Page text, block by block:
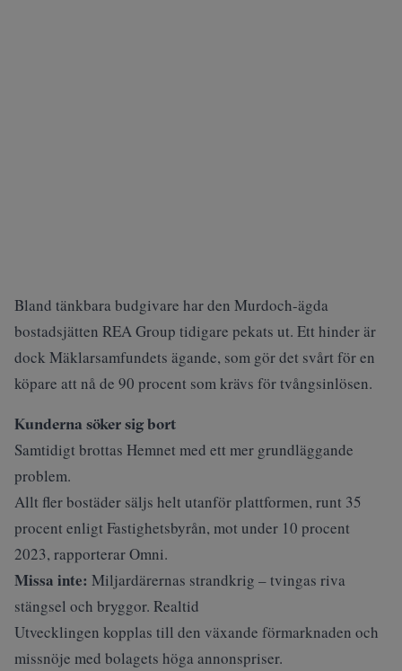
Bland tänkbara budgivare har den Murdoch-ägda
bostadsjätten REA Group tidigare pekats ut. Ett hinder är
dock Mäklarsamfundets ägande, som gör det svårt för en
köpare att nå de 90 procent som krävs för tvångsinlösen.
Kunderna söker sig bort
Samtidigt brottas Hemnet med ett mer grundläggande
problem.
Allt fler bostäder säljs helt utanför plattformen, runt 35
procent enligt Fastighetsbyrån, mot under 10 procent
2023, rapporterar Omni.
Missa inte: Miljardärernas strandkrig – tvingas riva
stängsel och bryggor. Realtid
Utvecklingen kopplas till den växande förmarknaden och
missnöje med bolagets höga annonspriser.